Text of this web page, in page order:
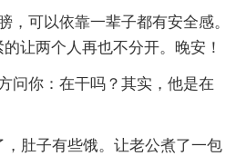
，可以依靠一辈子都有安全感。
让两个人再也不分开。晚安！
问你：在干吗？其实，他是在
，肚子有些饿。让老公煮了一包